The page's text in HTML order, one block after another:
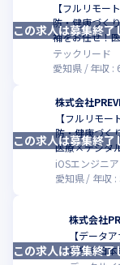
【フルリモー
防・健康づく
補をお任せ！
んか？
テックリード
愛知県
年収 :
この求人は募集終了
株式会社
【フルリモ
防・健康づく
医療×デジタ
iOSエンジニア
愛知県
年収 :
この求人は募集終了
株式会社
【データ
企業で日
この求人は募集終了